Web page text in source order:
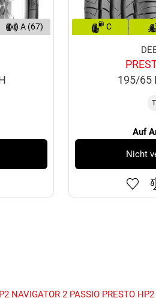
A (67) C
195/65
Auf
Nicht
NAVIGATOR 2 PASSIO PRESTO HP2